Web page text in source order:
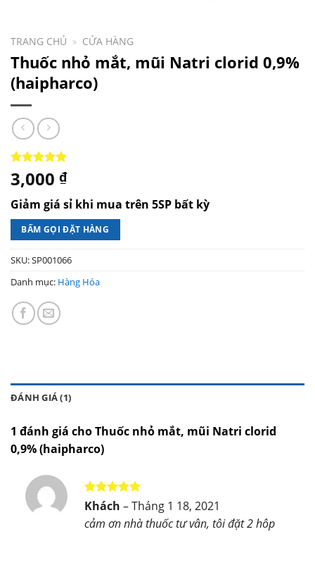
TRANG CHỦ » CỬA HÀNG
Thuốc nhỏ mắt, mũi Natri clorid 0,9%
(haipharco)
5.00trên 5
dựa trên
1
đánh giá
3,000 ₫
Giảm giá sỉ khi mua trên 5SP bất kỳ
BẤM GỌI ĐẶT HÀNG
SKU:SP001066
Danh mục: Hàng Hóa
ĐÁNH GIÁ (1)
1 đánh giá choThuốc nhỏ mắt, mũi Natri clorid
0,9% (haipharco)
Được xếp
sao
Khách –Tháng 1 18, 2021
cảm ơn nhà thuốc tư vân, tôi đặt 2 hôp